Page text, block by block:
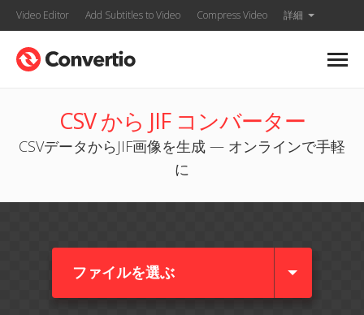
Video Editor Add Subtitles to Video Compress Video 詳細
CSV から JIF コンバーター
CSVデータからJIF画像を生成 — オンラインで手軽
に
ファイルを選ぶ